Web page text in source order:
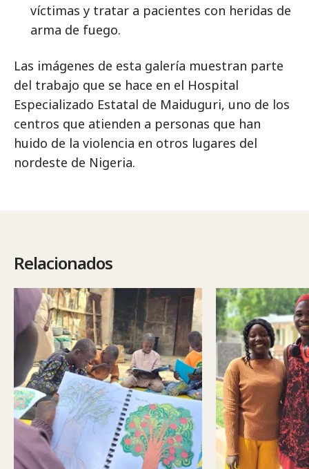
víctimas y tratar a pacientes con heridas de
arma de fuego.
Las imágenes de esta galería muestran parte
del trabajo que se hace en el Hospital
Especializado Estatal de Maiduguri, uno de los
centros que atienden a personas que han
huido de la violencia en otros lugares del
nordeste de Nigeria.
Relacionados